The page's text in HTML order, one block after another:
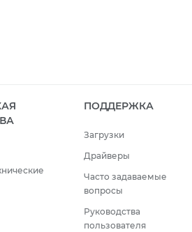
ПОДДЕРЖКА
Загрузки
Драйверы
Часто задаваемые
вопросы
Руководства
пользователя